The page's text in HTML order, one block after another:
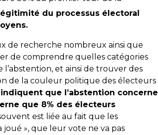
du processus électoral
de recherche nombreux ainsi que
de comprendre quelles catégories
et ainsi de trouver des
de la couleur politique des électeurs
indiquent que l’abstention concerne
que 8% des électeurs
est liée au fait que les
», que leur vote ne va pas